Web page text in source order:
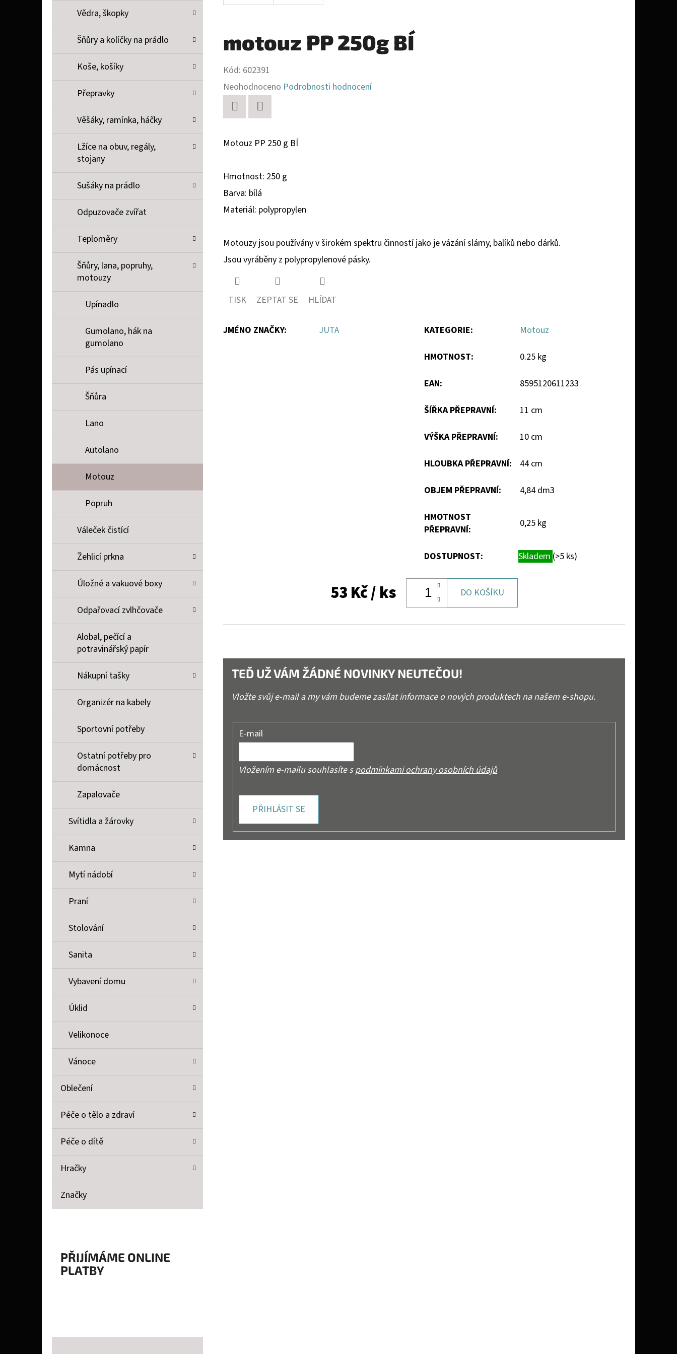
Vědra, škopky
Šňůry a kolíčky na prádlo
Koše, košíky
Přepravky
Věšáky, ramínka, háčky
Lžíce na obuv, regály,
stojany
Sušáky na prádlo
Odpuzovače zvířat
Teploměry
Šňůry, lana, popruhy,
motouzy
Upínadlo
Gumolano, hák na
gumolano
Pás upínací
Šňůra
Lano
Autolano
Motouz
Popruh
Váleček čistící
Žehlicí prkna
Úložné a vakuové boxy
Odpařovací zvlhčovače
Alobal, pečící a
potravinářský papír
Nákupní tašky
Organizér na kabely
Sportovní potřeby
Ostatní potřeby pro
domácnost
Zapalovače
Svítidla a žárovky
Kamna
Mytí nádobí
Praní
Stolování
Sanita
Vybavení domu
Úklid
Velikonoce
Vánoce
Oblečení
Péče o tělo a zdraví
Péče o dítě
Hračky
Značky
PŘIJÍMÁME ONLINE
PLATBY
motouz PP 250g BÍ
Kód: 602391
Průměrné
hodnocení
produktu
hvězdiček.
Neohodnoceno Podrobnosti hodnocení
Motouz PP 250 g BÍ
Hmotnost: 250 g
Barva: bílá
Materiál: polypropylen
Motouzy jsou používány v širokém spektru činností jako je vázání slámy, balíků nebo dárků.
Jsou vyráběny z polypropylenové pásky.
TISK ZEPTAT SE HLÍDAT
JMÉNO ZNAČKY: JUTA KATEGORIE: Motouz
HMOTNOST: 0.25 kg
EAN: 8595120611233
ŠÍŘKA PŘEPRAVNÍ: 11 cm
VÝŠKA PŘEPRAVNÍ: 10 cm
HLOUBKA PŘEPRAVNÍ: 44 cm
OBJEM PŘEPRAVNÍ: 4,84 dm3
HMOTNOST
PŘEPRAVNÍ:
0,25 kg
DOSTUPNOST: Skladem (>5 ks)
53 Kč/ ks DO KOŠÍKU
TEĎ UŽ VÁM ŽÁDNÉ NOVINKY NEUTEČOU!
Vložte svůj e-mail a my vám budeme zasílat informace o nových produktech na našem e-shopu.
E-mail
Vložením e-mailu souhlasíte spodmínkami ochrany osobních údajů
PŘIHLÁSIT SE